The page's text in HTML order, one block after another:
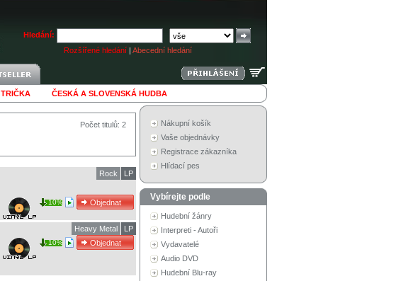
Hledání:
Rozšířené hledání | Abecední hledání
TRIČKA ČESKÁ A SLOVENSKÁ HUDBA
Počet titulů: 2
LP
Rock
10%
LP
Heavy Metal
10%
Nákupní košík
Vaše objednávky
Registrace zákazníka
Hlídací pes
Vybírejte podle
Hudební žánry
Interpreti - Autoři
Vydavatelé
Audio DVD
Hudební Blu-ray